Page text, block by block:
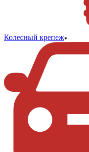
Колесный крепеж